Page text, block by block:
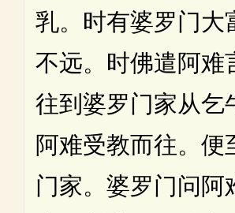
乳。时有婆罗门大
不远。时佛遣阿难
往到婆罗门家从乞
阿难受教而往。便
门家。婆罗门问阿